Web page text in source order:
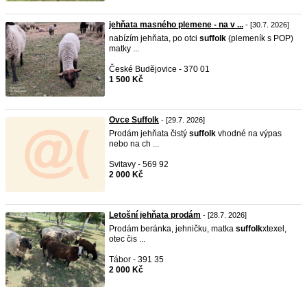
jehňata masného plemene - na v ... - [30.7. 2026]
nabízím jehňata, po otci suffolk (plemeník s POP)
matky ...
České Budějovice - 370 01
1 500 Kč
Ovce Suffolk - [29.7. 2026]
Prodám jehňata čistý suffolk vhodné na výpas
nebo na ch ...
Svitavy - 569 92
2 000 Kč
Letošní jehňata prodám - [28.7. 2026]
Prodám beránka, jehničku, matka suffolkxtexel,
otec čis ...
Tábor - 391 35
2 000 Kč